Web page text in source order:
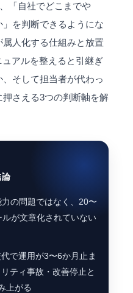
「自社でどこまでや
を判断できるようにな
人化する仕組みと放置
アルを整えると引継ぎ
そして担当者が代わっ
さえる3つの判断軸を解
の問題ではなく、20〜
が文章化されていない
で運用が3〜6か月止ま
ティ事故・改善停止と
上がる